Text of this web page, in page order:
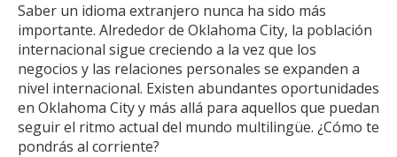
Saber un idioma extranjero nunca ha sido más
importante. Alrededor de Oklahoma City, la población
internacional sigue creciendo a la vez que los
negocios y las relaciones personales se expanden a
nivel internacional. Existen abundantes oportunidades
en Oklahoma City y más allá para aquellos que puedan
seguir el ritmo actual del mundo multilingüe. ¿Cómo te
pondrás al corriente?